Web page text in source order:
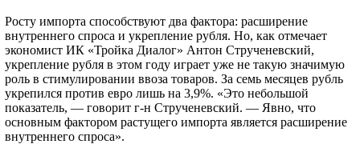
Росту импорта способствуют два фактора: расширение
внутреннего спроса и укрепление рубля. Но, как отмечает
экономист ИК «Тройка Диалог» Антон Струченевский,
укрепление рубля в этом году играет уже не такую значимую
роль в стимулировании ввоза товаров. За семь месяцев рубль
укрепился против евро лишь на 3,9%. «Это небольшой
показатель, — говорит г-н Струченевский. — Явно, что
основным фактором растущего импорта является расширение
внутреннего спроса».